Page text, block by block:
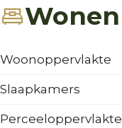
Wonen
Woonoppervlakte
Slaapkamers
Perceeloppervlakte